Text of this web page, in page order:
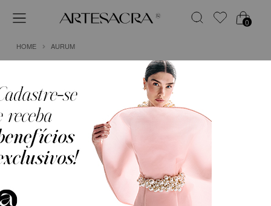
0
HOME AURUM
CALÇA PANTALONA EM CREPE COM FENDAS
E BOTÕES DOURADOS
em (Sem Juros)